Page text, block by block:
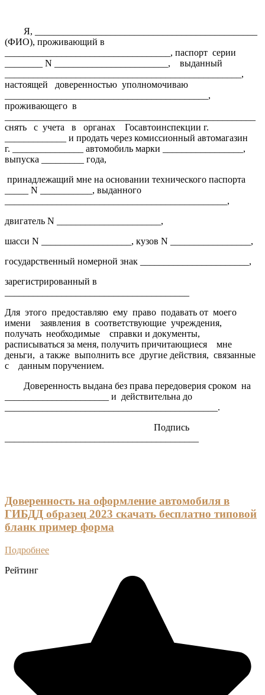
Я, _______________________________________________
(ФИО), проживающий в
___________________________________, паспорт серии
________ N ________________________,
выданный
__________________________________________________,
настоящей
доверенностью уполномочиваю
___________________________________________,
проживающего в
снять
с учета в органах
Госавтоинспекции г.
_____________ и продать через комиссионный автомагазин
г. _______________ автомобиль марки _________________,
выпуска _________ года,
принадлежащий мне на основании технического паспорта
_____ N ___________, выданного
_______________________________________________,
двигатель N ______________________,
шасси N ___________________, кузов N _________________,
государственный номерной знак _______________________,
зарегистрированный в
Для этого предоставляю ему право подавать от моего
имени
заявления в соответствующие учреждения,
получать необходимые
справки и документы,
расписываться за меня, получить причитающиеся
мне
деньги, а также выполнить все другие действия, связанные
с
данным поручением.
Доверенность выдана без права передоверия сроком на
______________________ и действительна до
_____________________________________________.
Подпись
Доверенность на оформление автомобиля в
ГИБДД образец 2023 скачать бесплатно типовой
бланк пример форма
Подробнее
Рейтинг